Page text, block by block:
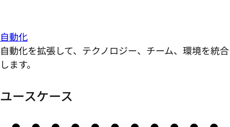
自動化
自動化を拡張して、テクノロジー、チーム、環境を統合
します。
ユースケース